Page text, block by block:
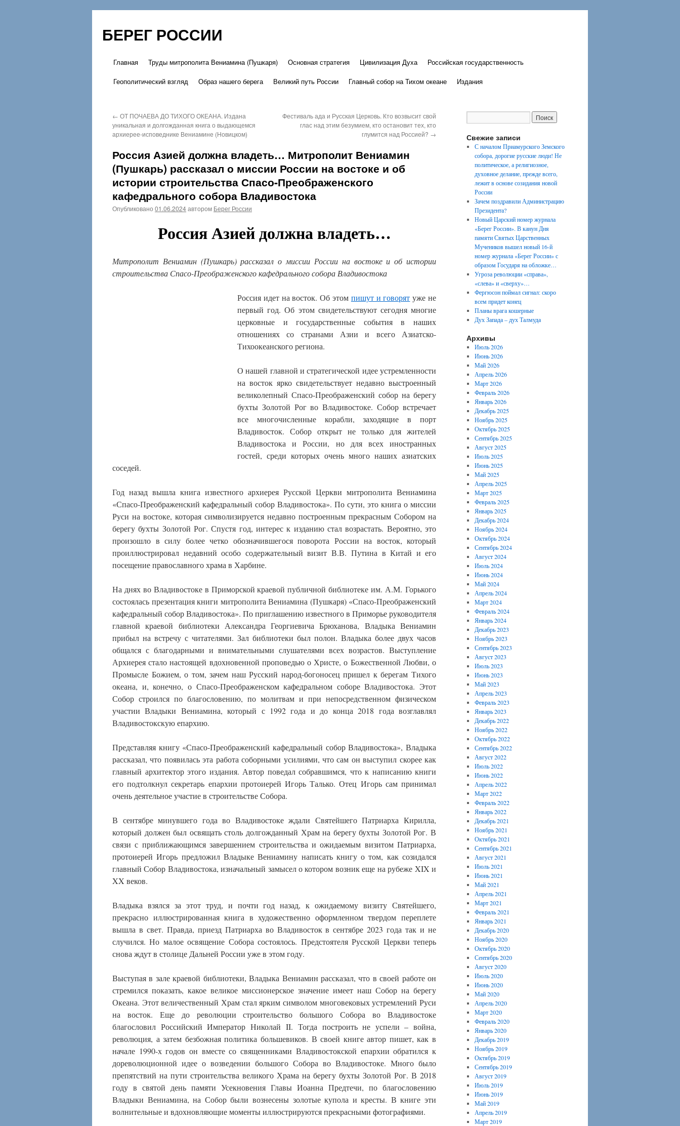
БЕРЕГ РОССИИ
Перейти
Главная Труды митрополита Вениамина (Пушкаря) Основная стратегия Цивилизация Духа
Российская государственность
Геополитический взгляд
Образ нашего берега Великий путь России Главный собор на Тихом океане Издания
← ОТ ПОЧАЕВА ДО ТИХОГО ОКЕАНА. Издана
уникальная и долгожданная книга о выдающемся
архиерее-исповеднике Вениамине (Новицком)
Фестиваль ада и Русская Церковь. Кто возвысит свой
глас над этим безумием, кто остановит тех, кто
глумится над Россией? →
Россия Азией должна владеть… Митрополит Вениамин
(Пушкарь) рассказал о миссии России на востоке и об
истории строительства Спасо-Преображенского
кафедрального собора Владивостока
Опубликовано 01.06.2024автором Берег России
Россия Азией должна владеть…
Митрополит Вениамин (Пушкарь) рассказал о миссии России на востоке и об истории
строительства Спасо-Преображенского кафедрального собора Владивостока
Россия идет на восток. Об этом пишут и говорят уже не
первый год. Об этом свидетельствуют сегодня многие
церковные и государственные события в наших
отношениях со странами Азии и всего Азиатско-
Тихоокеанского региона.
О нашей главной и стратегической идее устремленности
на восток ярко свидетельствует недавно выстроенный
великолепный Спасо-Преображенский собор на берегу
бухты Золотой Рог во Владивостоке. Собор встречает
все многочисленные корабли, заходящие в порт
Владивосток. Собор открыт не только для жителей
Владивостока и России, но для всех иностранных
гостей, среди которых очень много наших азиатских
соседей.
Год назад вышла книга известного архиерея Русской Церкви митрополита Вениамина
«Спасо-Преображенский кафедральный собор Владивостока». По сути, это книга о миссии
Руси на востоке, которая символизируется недавно построенным прекрасным Собором на
берегу бухты Золотой Рог. Спустя год, интерес к изданию стал возрастать. Вероятно, это
произошло в силу более четко обозначившегося поворота России на восток, который
проиллюстрировал недавний особо содержательный визит В.В. Путина в Китай и его
посещение православного храма в Харбине.
На днях во Владивостоке в Приморской краевой публичной библиотеке им. А.М. Горького
состоялась презентация книги митрополита Вениамина (Пушкаря) «Спасо-Преображенский
кафедральный собор Владивостока». По приглашению известного в Приморье руководителя
главной краевой библиотеки Александра Георгиевича Брюханова, Владыка Вениамин
прибыл на встречу с читателями. Зал библиотеки был полон. Владыка более двух часов
общался с благодарными и внимательными слушателями всех возрастов. Выступление
Архиерея стало настоящей вдохновенной проповедью о Христе, о Божественной Любви, о
Промысле Божием, о том, зачем наш Русский народ-богоносец пришел к берегам Тихого
океана, и, конечно, о Спасо-Преображенском кафедральном соборе Владивостока. Этот
Собор строился по благословению, по молитвам и при непосредственном физическом
участии Владыки Вениамина, который с 1992 года и до конца 2018 года возглавлял
Владивостокскую епархию.
Представляя книгу «Спасо-Преображенский кафедральный собор Владивостока», Владыка
рассказал, что появилась эта работа соборными усилиями, что сам он выступил скорее как
главный архитектор этого издания. Автор поведал собравшимся, что к написанию книги
его подтолкнул секретарь епархии протоиерей Игорь Талько. Отец Игорь сам принимал
очень деятельное участие в строительстве Собора.
В сентябре минувшего года во Владивостоке ждали Святейшего Патриарха Кирилла,
который должен был освящать столь долгожданный Храм на берегу бухты Золотой Рог. В
связи с приближающимся завершением строительства и ожидаемым визитом Патриарха,
протоиерей Игорь предложил Владыке Вениамину написать книгу о том, как созидался
главный Собор Владивостока, изначальный замысел о котором возник еще на рубеже XIX и
XX веков.
Владыка взялся за этот труд, и почти год назад, к ожидаемому визиту Святейшего,
прекрасно иллюстрированная книга в художественно оформленном твердом переплете
вышла в свет. Правда, приезд Патриарха во Владивосток в сентябре 2023 года так и не
случился. Но малое освящение Собора состоялось. Предстоятеля Русской Церкви теперь
снова ждут в столице Дальней России уже в этом году.
Выступая в зале краевой библиотеки, Владыка Вениамин рассказал, что в своей работе он
стремился показать, какое великое миссионерское значение имеет наш Собор на берегу
Океана. Этот величественный Храм стал ярким символом многовековых устремлений Руси
на восток. Еще до революции строительство большого Собора во Владивостоке
благословил Российский Император Николай II. Тогда построить не успели – война,
революция, а затем безбожная политика большевиков. В своей книге автор пишет, как в
начале 1990-х годов он вместе со священниками Владивостокской епархии обратился к
дореволюционной идее о возведении большого Собора во Владивостоке. Много было
препятствий на пути строительства великого Храма на берегу бухты Золотой Рог. В 2018
году в святой день памяти Усекновения Главы Иоанна Предтечи, по благословению
Владыки Вениамина, на Собор были вознесены золотые купола и кресты. В книге эти
волнительные и вдохновляющие моменты иллюстрируются прекрасными фотографиями.
Свежие записи
С началом Приамурского Земского
собора, дорогие русские люди! Не
политическое, а религиозное,
духовное делание, прежде всего,
лежит в основе созидания новой
России
Зачем поздравили Администрацию
Президента?
Новый Царский номер журнала
«Берег России». В канун Дня
памяти Святых Царственных
Мучеников вышел новый 16-й
номер журнала «Берег России» с
образом Государя на обложке…
Угроза революции «справа»,
«слева» и «сверху»…
Фергюсон поймал сигнал: скоро
всем придет конец
Планы врага кошерные
Дух Запада – дух Талмуда
Архивы
Июль 2026
Июнь 2026
Май 2026
Апрель 2026
Март 2026
Февраль 2026
Январь 2026
Декабрь 2025
Ноябрь 2025
Октябрь 2025
Сентябрь 2025
Август 2025
Июль 2025
Июнь 2025
Май 2025
Апрель 2025
Март 2025
Февраль 2025
Январь 2025
Декабрь 2024
Ноябрь 2024
Октябрь 2024
Сентябрь 2024
Август 2024
Июль 2024
Июнь 2024
Май 2024
Апрель 2024
Март 2024
Февраль 2024
Январь 2024
Декабрь 2023
Ноябрь 2023
Сентябрь 2023
Август 2023
Июль 2023
Июнь 2023
Май 2023
Апрель 2023
Февраль 2023
Январь 2023
Декабрь 2022
Ноябрь 2022
Октябрь 2022
Сентябрь 2022
Август 2022
Июль 2022
Июнь 2022
Апрель 2022
Март 2022
Февраль 2022
Январь 2022
Декабрь 2021
Ноябрь 2021
Октябрь 2021
Сентябрь 2021
Август 2021
Июль 2021
Июнь 2021
Май 2021
Апрель 2021
Март 2021
Февраль 2021
Январь 2021
Декабрь 2020
Ноябрь 2020
Октябрь 2020
Сентябрь 2020
Август 2020
Июль 2020
Июнь 2020
Май 2020
Апрель 2020
Март 2020
Февраль 2020
Январь 2020
Декабрь 2019
Ноябрь 2019
Октябрь 2019
Сентябрь 2019
Август 2019
Июль 2019
Июнь 2019
Май 2019
Апрель 2019
Март 2019